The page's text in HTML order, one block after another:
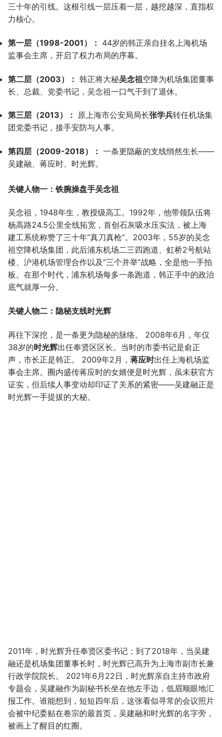
三十年的引线。这根引线一层压着一层，越挖越深，直指权
力核心。
第一层（1998-2001）： 44岁的韩正亲自挂名上海机场
监事会主席，开启了权力布局的序幕。
第二层（2003）： 韩正将大秘吴念祖空降为机场集团董事
长、总裁、党委书记，吴念祖一口气干到了退休。
第三层（2013）： 原上海市公安局局长张学兵转任机场集
团党委书记，接手安防与人事。
第四层（2009-2018）： 一条更隐蔽的支线悄然生长——
吴建融、蒋应时、时光辉。
关键人物一：铁腕操盘手吴念祖
吴念祖，1948年生，教授级高工。1992年，他带领队伍将
杨高路24.5公里全线拓宽，首创石灰吸水压实法，被上海
建工系统称赞了三十年“真刀真枪”。2003年，55岁的吴念
祖空降机场集团，此后浦东机场二三四跑道、虹桥2号航站
楼、沪港机场管理合作以及“三个并举”战略，全是他一手拍
板。在那个时代，浦东机场每多一条跑道，韩正手中的政治
底气就厚一分。
关键人物二：隐秘支线时光辉
再往下深挖，是一条更为隐秘的脉络。 2008年6月，年仅
38岁的时光辉出任奉贤区区长。当时的市委书记是俞正
声，市长正是韩正。 2009年2月， 蒋应时出任上海机场监
事会主席。圈内盛传蒋应时的女婿便是时光辉，虽未获官方
证实，但后续人事变动却印证了关系的紧密——吴建融正是
时光辉一手提拔的大秘。
2011年，时光辉升任奉贤区委书记；到了2018年，当吴建
融还是机场集团董事长时，时光辉已高升为上海市副市长兼
行政学院院长。 2021年6月22日，时光辉亲自主持市政府
专题会，吴建融作为副秘书长坐在他左手边，低眉顺眼地汇
报工作。谁能想到，短短四年后，这张看似寻常的会议照片
会被中纪委贴在卷宗的最首页，吴建融和时光辉的名字旁，
被画上了醒目的红圈。